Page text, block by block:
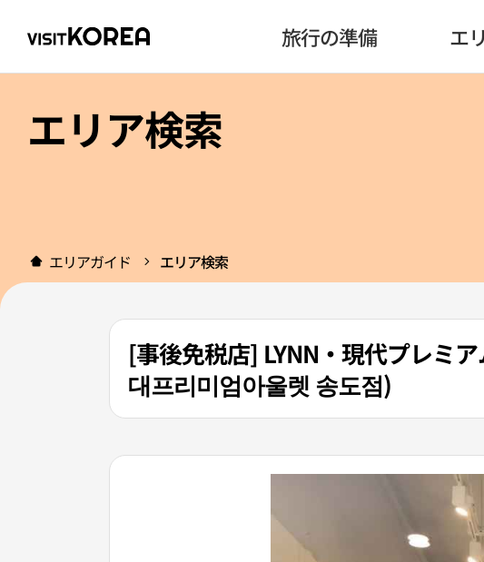
旅行の準備 エ
エリア検索
エリアガイド エリア検索
[事後免税店] LYNN・現代プレミ
대프리미엄아울렛 송도점)